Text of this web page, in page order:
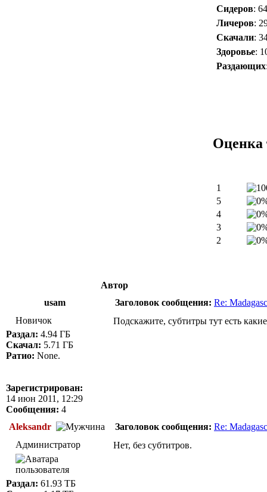
Сидеров: 64
Личеров:
Скачали:
Здоровье:
Раздающих
Оценка
1
5
4
3
2
Автор
usam
Заголовок сообщения: Re:
Новичок
Раздал: 4.94 ГБ
Скачал: 5.71 ГБ
Ратио: None.
Зарегистрирован:
14 июн 2011, 12:29
Сообщения: 4
Подскажите, субтитры тут есть
Aleksandr Заголовок сообщения: Re:
Администратор
Раздал: 61.93 ТБ
Нет, без субтитров.